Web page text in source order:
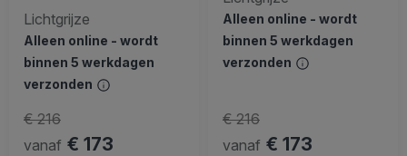
Lichtgrijze
Alleen online - wordt
binnen 5 werkdagen
verzonden
vanaf € 173
€ 216
Alleen online - wordt
binnen 5 werkdagen
verzonden
vanaf € 173
€ 216